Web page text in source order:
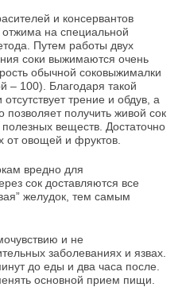
и консервантов
на специальной
Путем работы двух
соки выжимаются очень
обычной соковыжималки
– 100). Благодаря такой
трение и обдув, а
позволяет получить живой сок
веществ. Достаточно
от овощей и фруктов.
вредно для
сок доставляются все
желудок, тем самым
и не
заболеваниях и язвах.
до еды и два часа после.
основной прием пищи.